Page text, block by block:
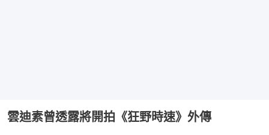
雲迪素曾透露將開拍《狂野時速》外傳